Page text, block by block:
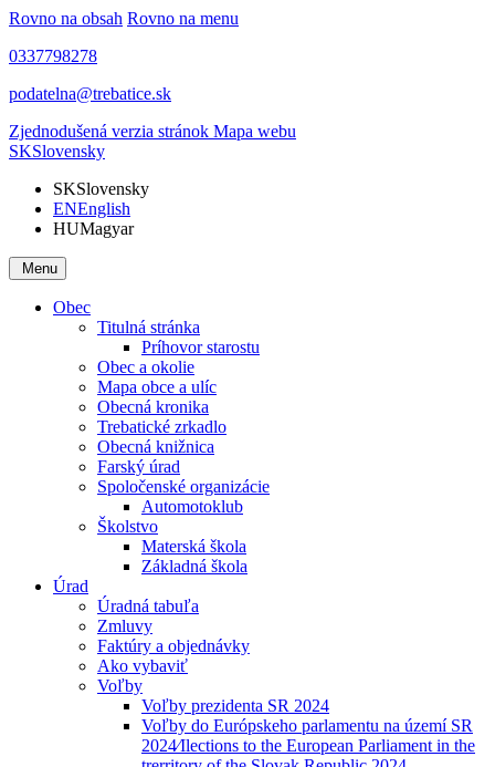
Rovno na obsah Rovno na menu
0337798278
podatelna@trebatice.sk
Zjednodušená verzia stránok Mapa webu
SKSlovensky
SKSlovensky
ENEnglish
HUMagyar
Menu
Obec
Titulná stránka
Príhovor starostu
Obec a okolie
Mapa obce a ulíc
Obecná kronika
Trebatické zrkadlo
Obecná knižnica
Farský úrad
Spoločenské organizácie
Automotoklub
Školstvo
Materská škola
Základná škola
Úrad
Úradná tabuľa
Zmluvy
Faktúry a objednávky
Ako vybaviť
Voľby
Voľby prezidenta SR 2024
Voľby do Európskeho parlamentu na území SR
2024⁄Ilections to the European Parliament in the